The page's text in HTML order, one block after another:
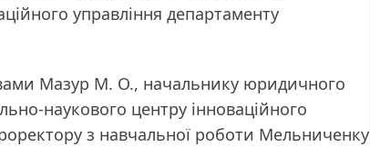
управління департаменту
Мазур М. О., начальнику юридичного
наукового центру інноваційного
з навчальної роботи Мельниченку